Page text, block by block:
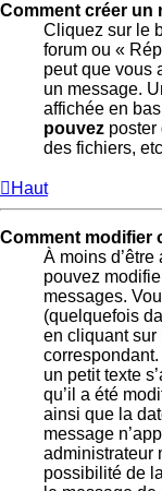
Comment créer un
Cliquez sur le
forum ou «
peut que vous
un message.
affichée en
pouvez poster
des fichiers,
Haut
Comment modifier
À moins
pouvez
messages.
(quelquefois
en cliquant sur
un petit texte
qu’il a été
ainsi que la
message
administrateur
possibilité de